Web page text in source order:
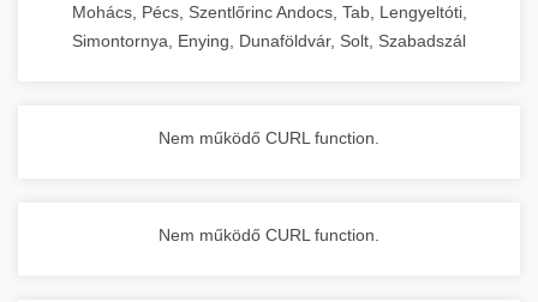
Mohács, Pécs, Szentlőrinc Andocs, Tab, Lengyeltóti,
Simontornya, Enying, Dunaföldvár, Solt, Szabadszál
Nem működő CURL function.
Nem működő CURL function.